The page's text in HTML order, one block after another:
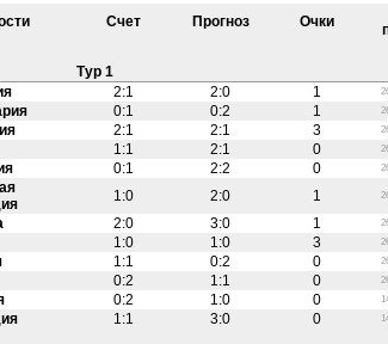
Счет Прогноз Очки
Тур 1
2:1 2:0 1
0:1 0:2 1
2:1 2:1 3
1:1 2:1 0
0:1 2:2 0
1:0 2:0 1
2:0 3:0 1
1:0 1:0 3
1:1 0:2 0
0:2 1:1 0
0:2 1:0 0
1:1 3:0 0